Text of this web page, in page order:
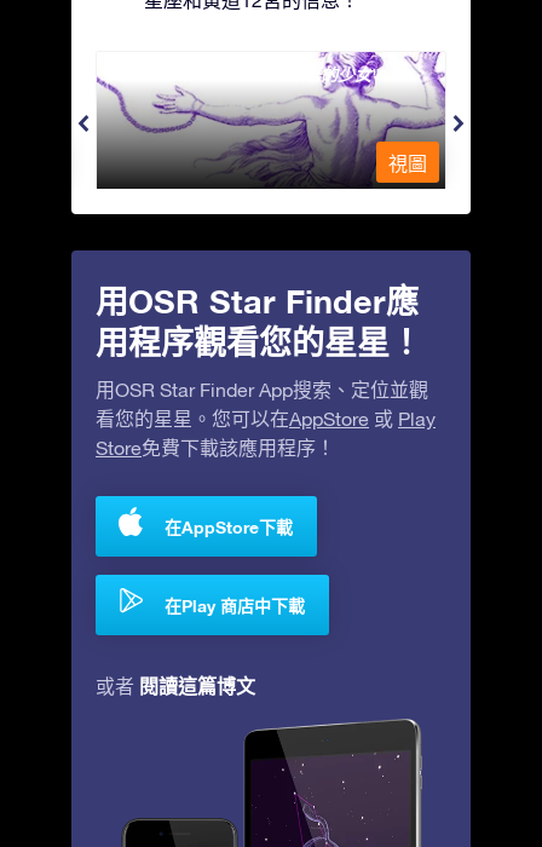
Andromeda - 被鐵鍊鎖著的少女
視圖
用OSR Star Finder應
用程序觀看您的星星！
用OSR Star Finder App搜索、定位並觀
看您的星星。您可以在AppStore 或 Play
Store免費下載該應用程序！
在AppStore下載
在Play 商店中下載
或者 閱讀這篇博文